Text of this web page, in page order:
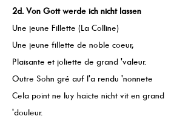
2d. Von Gott werde ich nicht lassen
Une jeune Fillette (La Colline)
Une jeune fillette de noble coeur,
Plaisante et joliette de grand 'valeur.
Outre Sohn gré auf l'a rendu 'nonnete
Cela point ne luy haicte nicht vit en grand
'douleur.